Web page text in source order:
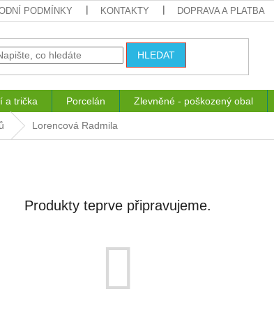
PODMÍNKY KONTAKTY DOPRAVA A PLATBA
HLEDAT
a trička Porcelán Zlevněné - poškozený obal
Lorencová Radmila
Produkty teprve připravujeme.